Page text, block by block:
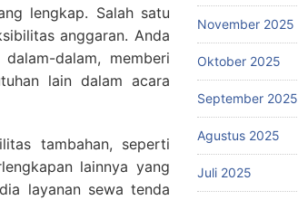
lengkap. Salah satu
anggaran. Anda
dalam, memberi
lain dalam acara
tambahan, seperti
lainnya yang
layanan sewa tenda
November 2025
Oktober 2025
September 2025
Agustus 2025
Juli 2025